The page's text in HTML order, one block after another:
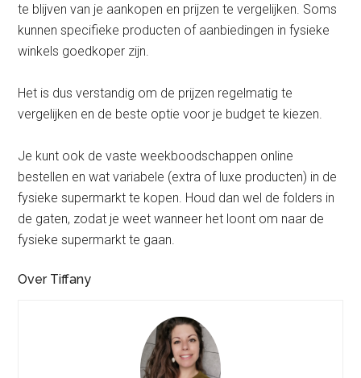
te blijven van je aankopen en prijzen te vergelijken. Soms
kunnen specifieke producten of aanbiedingen in fysieke
winkels goedkoper zijn.
Het is dus verstandig om de prijzen regelmatig te
vergelijken en de beste optie voor je budget te kiezen.
Je kunt ook de vaste weekboodschappen online
bestellen en wat variabele (extra of luxe producten) in de
fysieke supermarkt te kopen. Houd dan wel de folders in
de gaten, zodat je weet wanneer het loont om naar de
fysieke supermarkt te gaan.
Over Tiffany